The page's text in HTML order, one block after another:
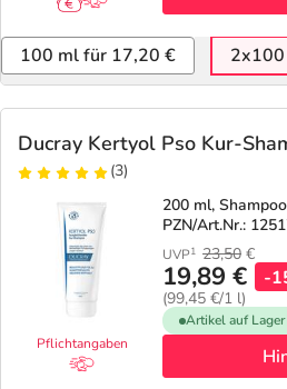
100 ml für 17,20 €
Ducray Kertyol Pso Kur-
(3)
Pflichtangaben
200 ml, Shampoo
PZN/Art.Nr.:
UVP1 23,50 €
19,89 €
(99,45 €/1 l)
-
Artikel auf Lager